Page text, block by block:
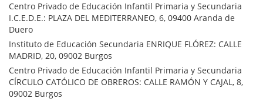
Centro Privado de Educación Infantil Primaria y Secundaria
I.C.E.D.E.: PLAZA DEL MEDITERRANEO, 6, 09400 Aranda de
Duero
Instituto de Educación Secundaria ENRIQUE FLÓREZ: CALLE
MADRID, 20, 09002 Burgos
Centro Privado de Educación Infantil Primaria y Secundaria
CÍRCULO CATÓLICO DE OBREROS: CALLE RAMÓN Y CAJAL, 8,
09002 Burgos